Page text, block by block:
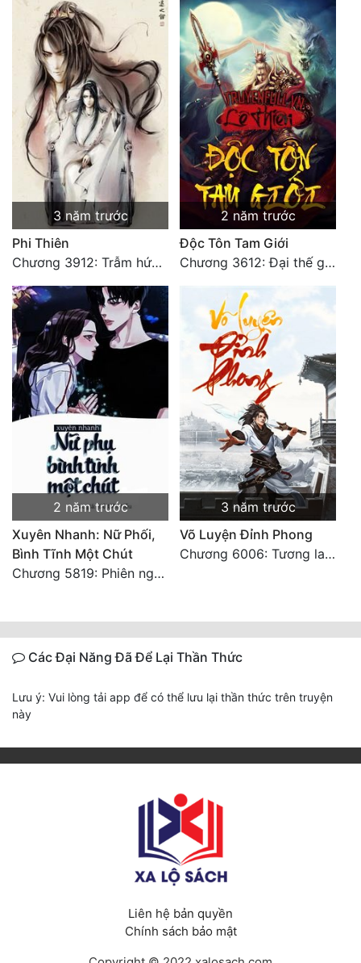
3 năm trước
Phi Thiên
Chương 3912: Trẫm hứa đời này ngươi vừa lòng thỏa ý (1)
2 năm trước
Độc Tôn Tam Giới
Chương 3612: Đại thế giới truyền thuyết
2 năm trước
Xuyên Nhanh: Nữ Phối,
Bình Tĩnh Một Chút
Chương 5819: Phiên ngoại: Trở lại STARS [HẾT]
3 năm trước
Võ Luyện Đỉnh Phong
Chương 6006: Tương lai ( đại kết cục )
Các Đại Năng Đã Để Lại Thần Thức
Lưu ý: Vui lòng tải app để có thể lưu lại thần thức trên truyện
này
Liên hệ bản quyền
Chính sách bảo mật